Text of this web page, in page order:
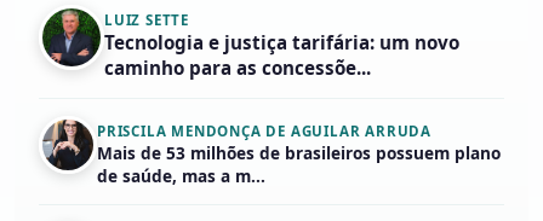
LUIZ SETTE
Tecnologia e justiça tarifária: um novo
caminho para as concessõe...
PRISCILA MENDONÇA DE AGUILAR ARRUDA
Mais de 53 milhões de brasileiros possuem plano
de saúde, mas a m...